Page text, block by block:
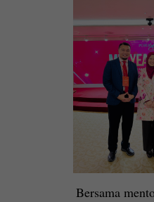
Bersama